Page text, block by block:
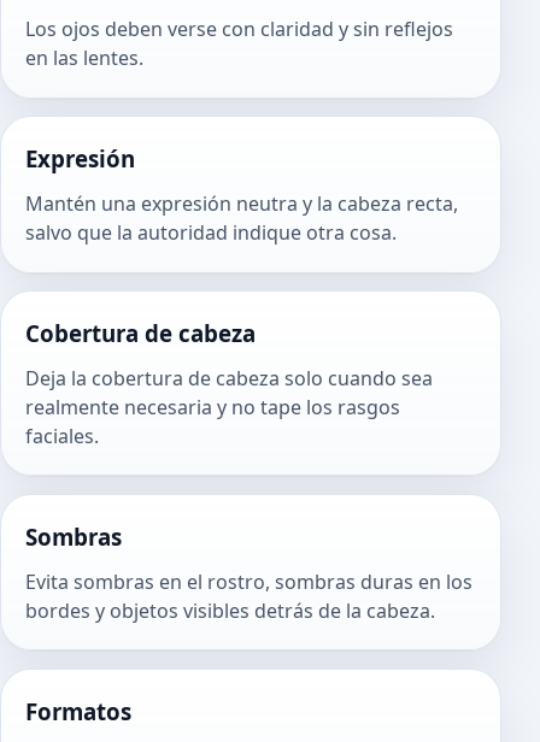
Los ojos deben verse con claridad y sin reflejos
en las lentes.
Expresión
Mantén una expresión neutra y la cabeza recta,
salvo que la autoridad indique otra cosa.
Cobertura de cabeza
Deja la cobertura de cabeza solo cuando sea
realmente necesaria y no tape los rasgos
faciales.
Sombras
Evita sombras en el rostro, sombras duras en los
bordes y objetos visibles detrás de la cabeza.
Formatos